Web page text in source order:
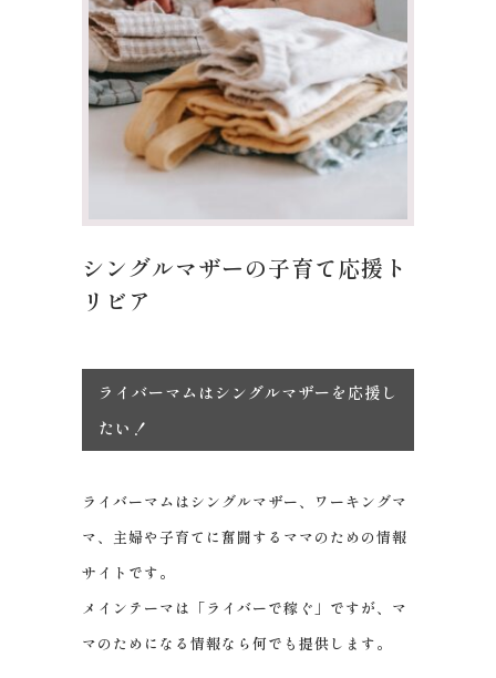
シングルマザーの子育て応援ト
リビア
ライバーマムはシングルマザーを応援し
たい！
ライバーマムはシングルマザー、ワーキングマ
マ、主婦や子育てに奮闘するママのための情報
サイトです。
メインテーマは「ライバーで稼ぐ」ですが、マ
マのためになる情報なら何でも提供します。